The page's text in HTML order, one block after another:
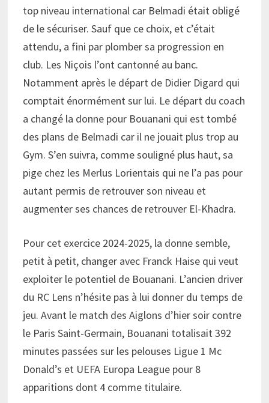
top niveau international car Belmadi était obligé
de le sécuriser. Sauf que ce choix, et c’était
attendu, a fini par plomber sa progression en
club. Les Niçois l’ont cantonné au banc.
Notamment après le départ de Didier Digard qui
comptait énormément sur lui. Le départ du coach
a changé la donne pour Bouanani qui est tombé
des plans de Belmadi car il ne jouait plus trop au
Gym. S’en suivra, comme souligné plus haut, sa
pige chez les Merlus Lorientais qui ne l’a pas pour
autant permis de retrouver son niveau et
augmenter ses chances de retrouver El-Khadra.
Pour cet exercice 2024-2025, la donne semble,
petit à petit, changer avec Franck Haise qui veut
exploiter le potentiel de Bouanani. L’ancien driver
du RC Lens n’hésite pas à lui donner du temps de
jeu. Avant le match des Aiglons d’hier soir contre
le Paris Saint-Germain, Bouanani totalisait 392
minutes passées sur les pelouses Ligue 1 Mc
Donald’s et UEFA Europa League pour 8
apparitions dont 4 comme titulaire.